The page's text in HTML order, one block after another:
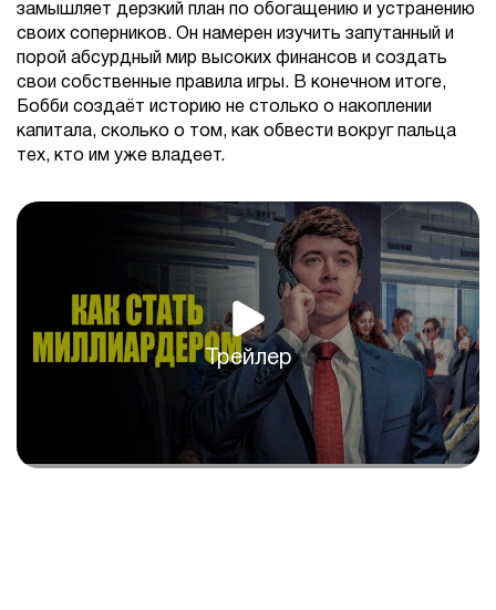
замышляет дерзкий план по обогащению и устранению
своих соперников. Он намерен изучить запутанный и
порой абсурдный мир высоких финансов и создать
свои собственные правила игры. В конечном итоге,
Бобби создаёт историю не столько о накоплении
капитала, сколько о том, как обвести вокруг пальца
тех, кто им уже владеет.
Трейлер